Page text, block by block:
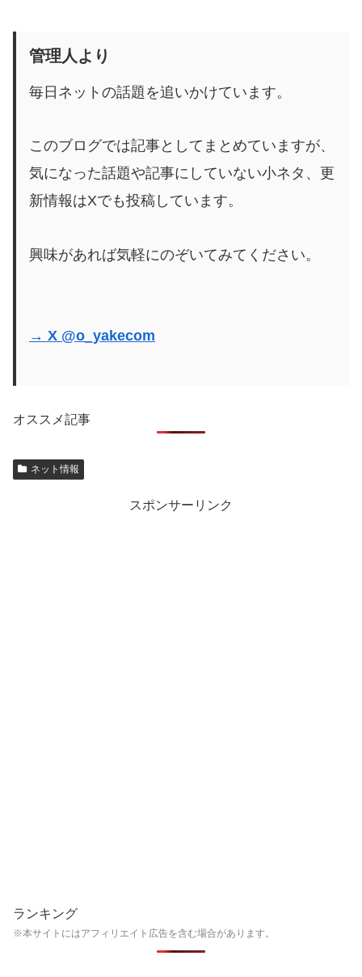
管理人より
毎日ネットの話題を追いかけています。
このブログでは記事としてまとめていますが、
気になった話題や記事にしていない小ネタ、更
新情報はXでも投稿しています。
興味があれば気軽にのぞいてみてください。
→ X @o_yakecom
オススメ記事
ネット情報
スポンサーリンク
ランキング
※本サイトにはアフィリエイト広告を含む場合があります。